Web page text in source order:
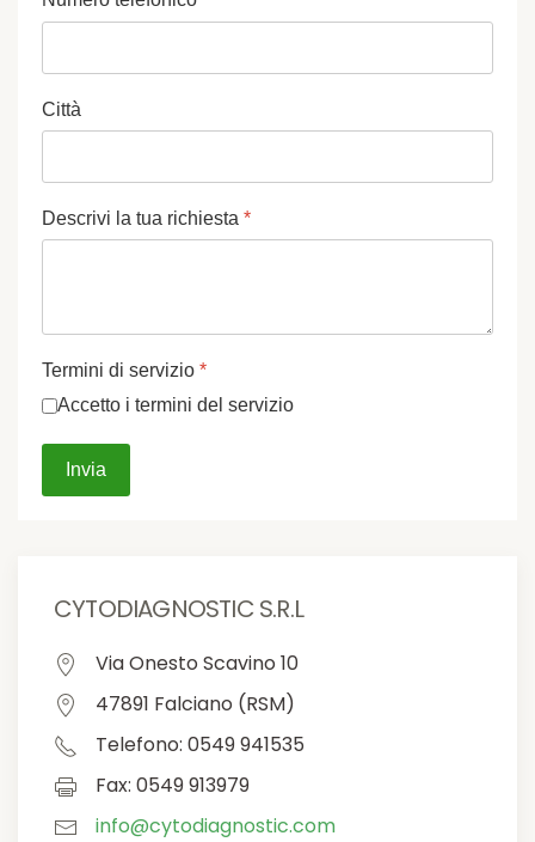
Città
Descrivi la tua richiesta *
Termini di servizio *
Accetto i termini del servizio
Invia
CYTODIAGNOSTIC S.R.L
Via Onesto Scavino 10
47891 Falciano (RSM)
Telefono: 0549 941535
Fax: 0549 913979
info@cytodiagnostic.com